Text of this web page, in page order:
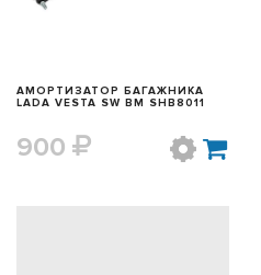
АМОРТИЗАТОР БАГАЖНИКА
LADA VESTA SW BM SHB8011
900